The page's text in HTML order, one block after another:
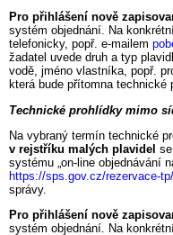
Pro přihlášení nově
systém objednání. Na
telefonicky, popř. e-mailem
žadatel uvede druh a typ
vodě, jméno vlastníka, popř.
která bude přítomna technické
Technické prohlídky mimo
Na vybraný termín technické
v rejstříku malých plavidel
systému „on-line objednávání
https://sps.gov.cz/rezervace-tp/
správy.
Pro přihlášení nově
systém objednání. Na